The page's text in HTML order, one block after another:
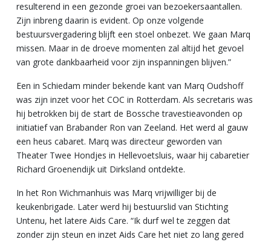
resulterend in een gezonde groei van bezoekersaantallen.
Zijn inbreng daarin is evident. Op onze volgende
bestuursvergadering blijft een stoel onbezet. We gaan Marq
missen. Maar in de droeve momenten zal altijd het gevoel
van grote dankbaarheid voor zijn inspanningen blijven.”
Een in Schiedam minder bekende kant van Marq Oudshoff
was zijn inzet voor het COC in Rotterdam. Als secretaris was
hij betrokken bij de start de Bossche travestieavonden op
initiatief van Brabander Ron van Zeeland. Het werd al gauw
een heus cabaret. Marq was directeur geworden van
Theater Twee Hondjes in Hellevoetsluis, waar hij cabaretier
Richard Groenendijk uit Dirksland ontdekte.
In het Ron Wichmanhuis was Marq vrijwilliger bij de
keukenbrigade. Later werd hij bestuurslid van Stichting
Untenu, het latere Aids Care. “Ik durf wel te zeggen dat
zonder zijn steun en inzet Aids Care het niet zo lang gered